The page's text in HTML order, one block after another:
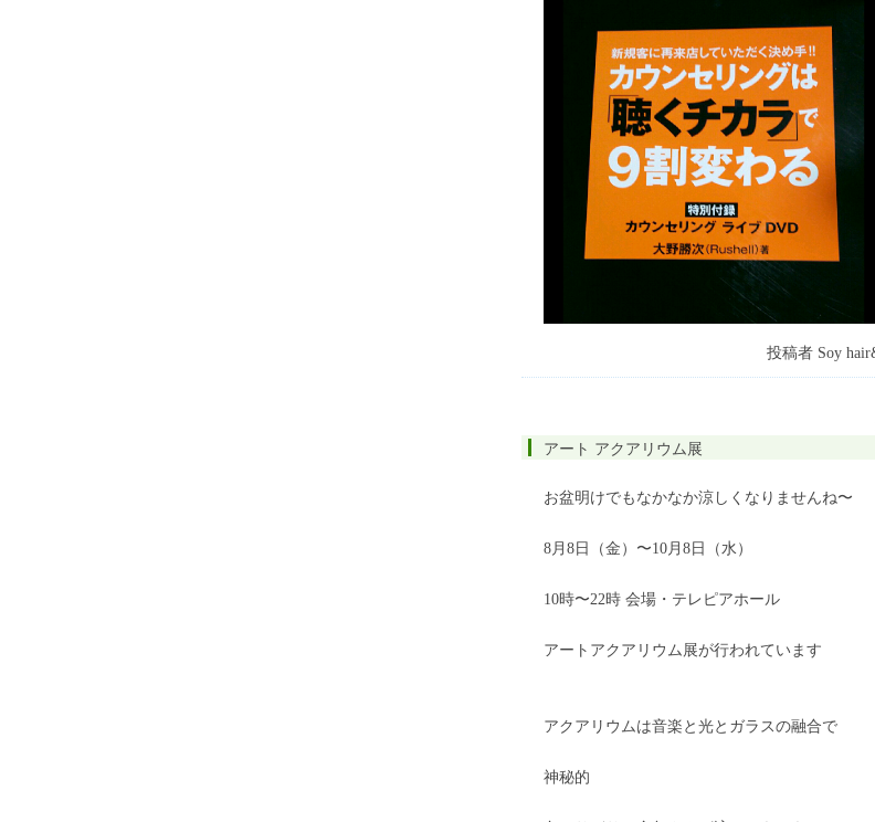
投稿者 Soy
アート アクアリウム展
お盆明けでもなかなか涼しくなりませんね〜
8月8日（金）〜10月8日（水）
10時〜22時 会場・テレピアホール
アートアクアリウム展が行われています
アクアリウムは音楽と光とガラスの融合で
神秘的